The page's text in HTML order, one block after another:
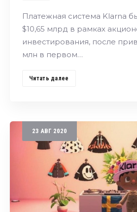
Платежная система Klarna
$10,65 млрд в рамках
инвестирования, после
млн в первом…
Читать далее
23 АВГ 2020